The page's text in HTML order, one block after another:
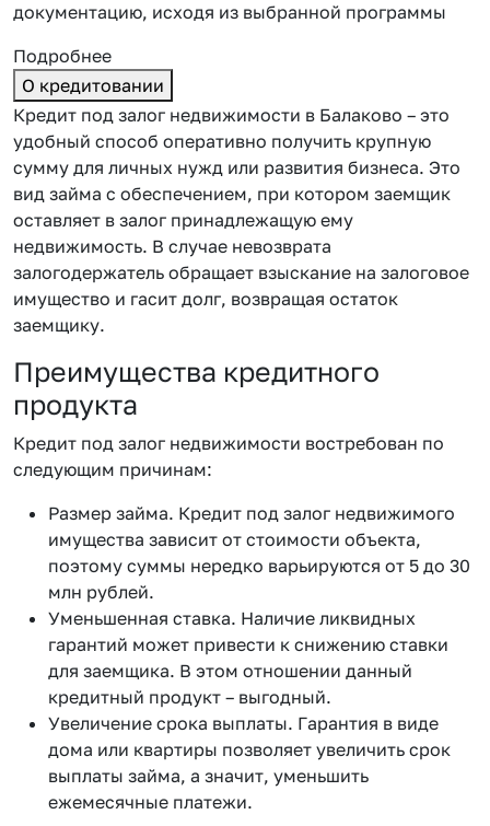
документацию, исходя из выбранной программы
Подробнее
О кредитовании
Кредит под залог недвижимости в Балаково – это
удобный способ оперативно получить крупную
сумму для личных нужд или развития бизнеса. Это
вид займа с обеспечением, при котором заемщик
оставляет в залог принадлежащую ему
недвижимость. В случае невозврата
залогодержатель обращает взыскание на залоговое
имущество и гасит долг, возвращая остаток
заемщику.
Преимущества кредитного
продукта
Кредит под залог недвижимости востребован по
следующим причинам:
Размер займа. Кредит под залог недвижимого
имущества зависит от стоимости объекта,
поэтому суммы нередко варьируются от 5 до 30
млн рублей.
Уменьшенная ставка. Наличие ликвидных
гарантий может привести к снижению ставки
для заемщика. В этом отношении данный
кредитный продукт – выгодный.
Увеличение срока выплаты. Гарантия в виде
дома или квартиры позволяет увеличить срок
выплаты займа, а значит, уменьшить
ежемесячные платежи.